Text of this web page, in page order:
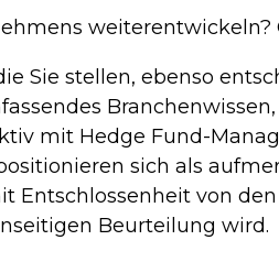
Sie stellen, ebenso
mit Hedge Fund-
sich als
von
Beurteilung wird.